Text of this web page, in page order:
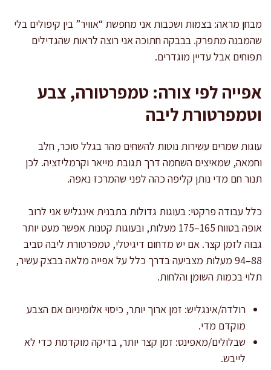
מבחן מראה: בצמות ושכבות אני מחפשת “אוויר” בין קיפולים בלי
שהמבנה מתפרק. בבבקה חתוכה אני רוצה לראות שהגדילים
תפוחים אבל עדיין מוגדרים.
אפייה לפי צורה: טמפרטורה, צבע
וטמפרטורת ליבה
עוגות שמרים עשירות נוטות להשחים מהר בגלל סוכר, חלב
וחמאה, שמאיצים השחמה דרך תגובת מייאר וקרמליזציה. לכן
תנור חם מדי נותן קליפה כהה לפני שהמרכז נאפה.
כלל עבודה פרקטי: בעוגות גדולות בתבנית אינגליש אני לרוב
אופה בטווח 165–175 מעלות, ובעוגות קטנות אפשר מעט יותר
גבוה לזמן קצר. אם יש מדחום דיגיטלי, טמפרטורת ליבה סביב
88–94 מעלות מצביעה בדרך כלל על אפייה מלאה בבצק עשיר,
תלוי בכמות השומן והלחות.
רולדה/אינגליש: זמן ארוך יותר, כיסוי אלומיניום אם הצבע
מוקדם מדי.
שבלולים/מאפינס: זמן קצר יותר, בדיקה מוקדמת כדי לא
לייבש.